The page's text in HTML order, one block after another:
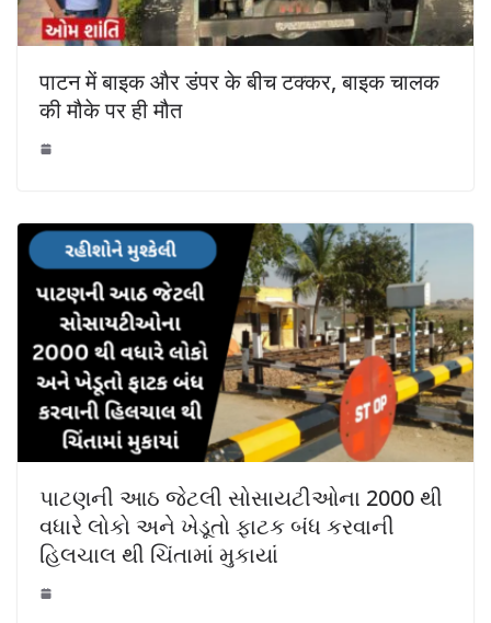
पाटन में बाइक और डंपर के बीच टक्कर, बाइक चालक
की मौके पर ही मौत
પાટણની આઠ જેટલી સોસાયટીઓના 2000 થી
વધારે લોકો અને ખેડૂતો ફાટક બંધ કરવાની
હિલચાલ થી ચિંતામાં મુકાયાં